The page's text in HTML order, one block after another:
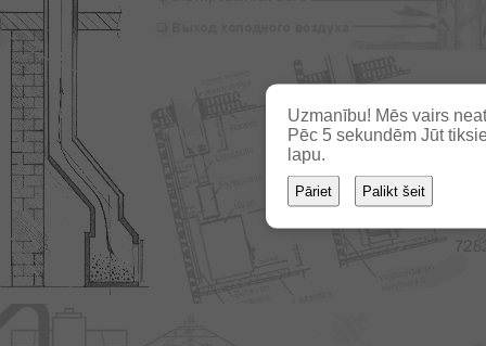
Uzmanību! Mēs vairs
Pēc 3 sekundēm Jūt
lapu.
Pāriet Palikt šeit